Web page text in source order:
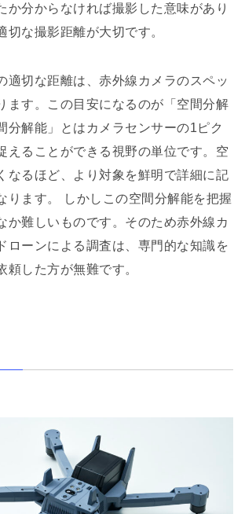
か分からなければ撮影した意味があり
切な撮影距離が大切です。
適切な距離は、赤外線カメラのスペッ
ます。この目安になるのが「空間分解
分解能」とはカメラセンサーの1ピク
えることができる視野の単位です。空
なるほど、より対象を鮮明で詳細に記
ります。 しかしこの空間分解能を把握
か難しいものです。そのため赤外線カ
ローンによる調査は、専門的な知識を
頼した方が無難です。